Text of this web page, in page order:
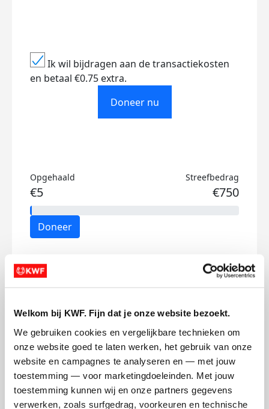
Welkom bij KWF. Fijn dat je onze website bezoekt.
We gebruiken cookies en vergelijkbare technieken om
onze website goed te laten werken, het gebruik van onze
website en campagnes te analyseren en — met jouw
toestemming — voor marketingdoeleinden. Met jouw
toestemming kunnen wij en onze partners gegevens
verwerken, zoals surfgedrag, voorkeuren en technische
Ik wil bijdragen aan de transactiekosten
en betaal €0.75 extra.
Doneer nu
Opgehaald
€5
Streefbedrag
€750
Doneer